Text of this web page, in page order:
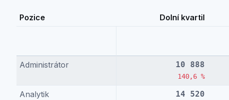
Pozice Dolní kvartil
Administrátor
10 888
140,6 %
Analytik 14 520